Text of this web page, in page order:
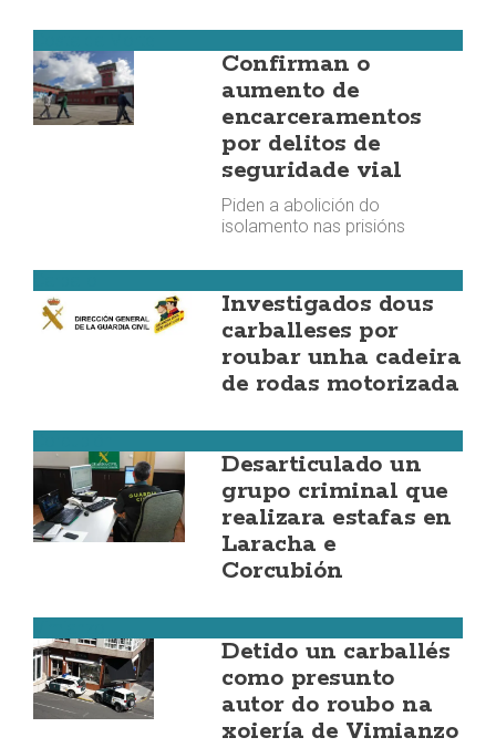
Confirman o
aumento de
encarceramentos
por delitos de
seguridade vial
Piden a abolición do
isolamento nas prisións
Investigados dous
carballeses por
roubar unha cadeira
de rodas motorizada
Desarticulado un
grupo criminal que
realizara estafas en
Laracha e
Corcubión
Detido un carballés
como presunto
autor do roubo na
xoiería de Vimianzo